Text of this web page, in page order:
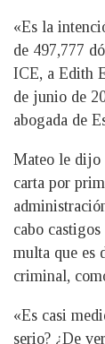
«Es la
de 497,777
ICE, a Edith
de junio de
abogada de
Mateo le dijo
carta por
cabo
multa que es
criminal,
«Es casi
serio? ¿De